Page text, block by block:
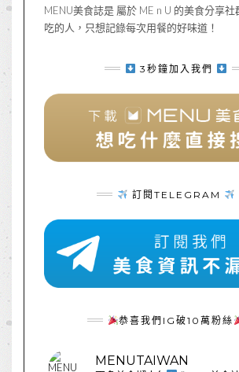
MENU美食誌是 屬於 ME n U 的美食分享
吃的人，只想記錄每次用餐的好味道！
3秒鐘加入我們
訂閱TELEGRAM
恭喜我們IG破10萬粉絲
MENUTAIWAN